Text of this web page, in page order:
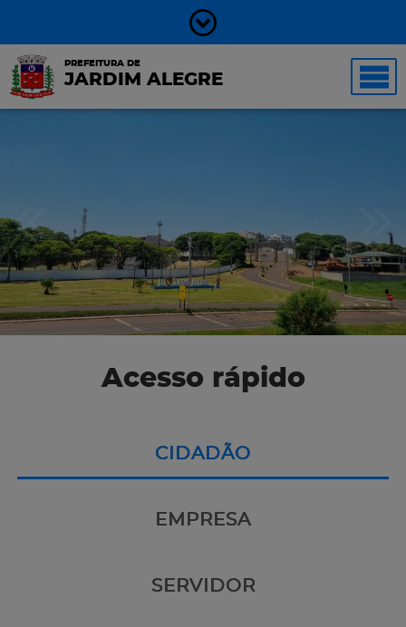
PREFEITURA DE
JARDIM ALEGRE
Acesso rápido
CIDADÃO
EMPRESA
SERVIDOR